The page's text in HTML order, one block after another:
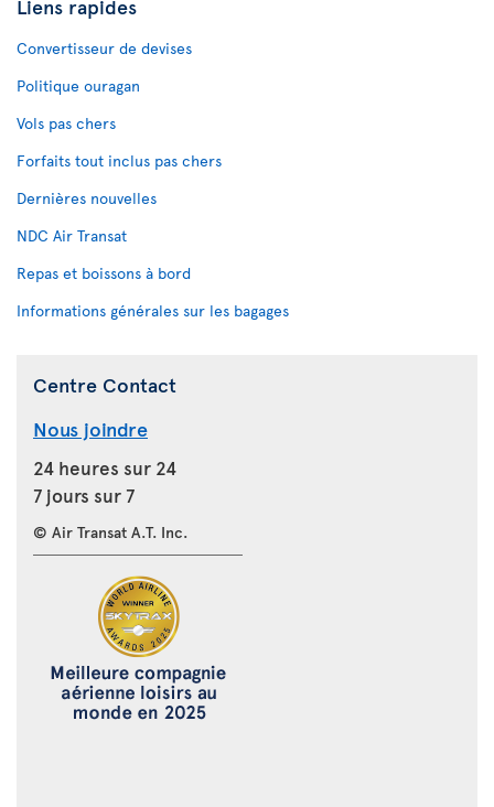
Liens rapides
Convertisseur de devises
Politique ouragan
Vols pas chers
Forfaits tout inclus pas chers
Dernières nouvelles
NDC Air Transat
Repas et boissons à bord
Informations générales sur les bagages
Centre Contact
Nous joindre
24 heures sur 24
7 jours sur 7
© Air Transat A.T. Inc.